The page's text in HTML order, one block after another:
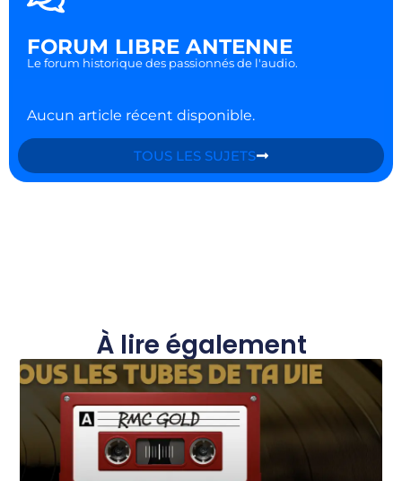
FORUM LIBRE ANTENNE
Le forum historique des passionnés de l'audio.
Aucun article récent disponible.
TOUS LES SUJETS
À lire également